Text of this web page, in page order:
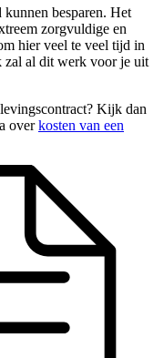
besparen. Het
zorgvuldige en
hier veel te veel tijd in
zal al dit werk voor je uit
Kijk dan
overkosten van een